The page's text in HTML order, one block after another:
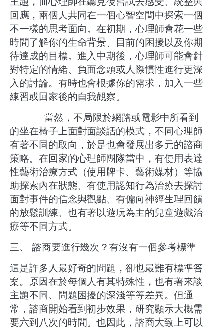
回應，兩個人共同在一個心智空間中探索一個
不一樣的思考面向。在初期，心理師會花一些
時間了解你的生命背景、目前的困擾以及你期
待達成的目標。進入中期後，心理師可能會針
對特定的情緒、負面念頭或人際慣性進行更深
入的討論。有時也會根據你的需求，加入一些
練習或回家後的自我觀察。
當然，不局限於網路或電影中所看到
的坐在椅子上面對面談話的模式，不同心理師
有著不同的取向，於是也會發展出多元的諮商
策略。在回家的心理師團隊當中，有使用表達
性藝術治療方式（使用牌卡、藝術媒材）等協
助探索內在狀態、有使用認知行為治療去探討
面對事件的信念與觀點、有偏向神經生理回饋
的放鬆訓練、也有著以遊玩為主的兒童遊戲治
療等不同方式。
​三、 諮商要進行幾次？有沒有一個參考標準
​這是許多人最好奇的問題，卻也最難有標準答
案。原因在於每個人有其特殊性，也有著來談
主題不同、問題困擾的深淺等等差異。但通
常，諮商開始看到初步效果，研究顯示大概需
要六到八次的時間。也因此，諮商大致上可以